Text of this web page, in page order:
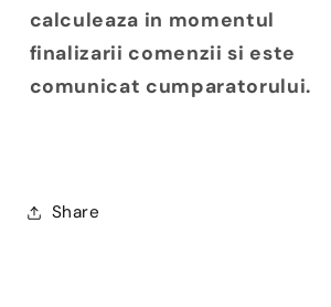
calculeaza in momentul
finalizarii comenzii si este
comunicat cumparatorului.
Share